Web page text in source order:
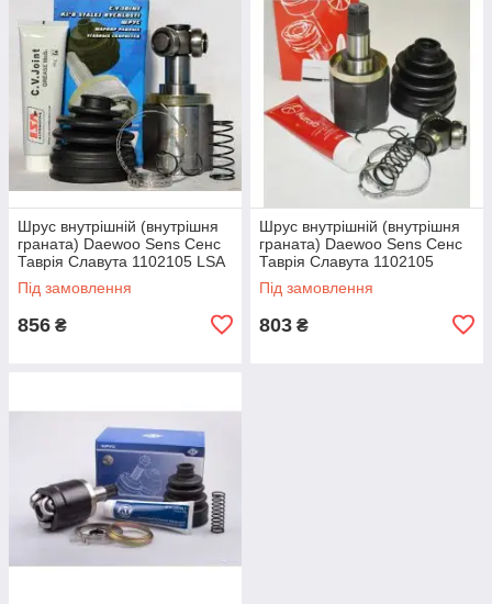
Шрус внутрішній (внутрішня
граната) Daewoo Sens Сенс
Таврія Славута 1102105 LSA
Під замовлення
856 ₴
Шрус внутрішній (внутрішня
граната) Daewoo Sens Сенс
Таврія Славута 1102105
AURORA
Під замовлення
803 ₴